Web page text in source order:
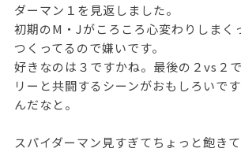
ダーマン１を見返しました。
初期のM・Jがころころ心変わりしまく
つくってるので嫌いです。
好きなのは３ですかね。最後の２vs２
リーと共闘するシーンがおもしろいで
んだなと。
スパイダーマン見すぎてちょっと飽き